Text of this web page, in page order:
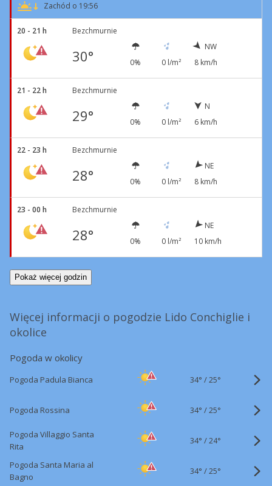
Zachód o 19:56
20 - 21 h Bezchmurnie
30° 0% 0 l/m²
NW
8 km/h
21 - 22 h Bezchmurnie
29° 0% 0 l/m²
N
6 km/h
22 - 23 h Bezchmurnie
28° 0% 0 l/m²
NE
8 km/h
23 - 00 h Bezchmurnie
28° 0% 0 l/m²
NE
10 km/h
Pokaż więcej godzin
Więcej informacji o pogodzie Lido Conchiglie i
okolice
Pogoda w okolicy
Pogoda Padula Bianca 34° /25°
Pogoda Rossina 34° /25°
Pogoda Villaggio Santa
Rita
34° /24°
Pogoda Santa Maria al
Bagno
34° /25°